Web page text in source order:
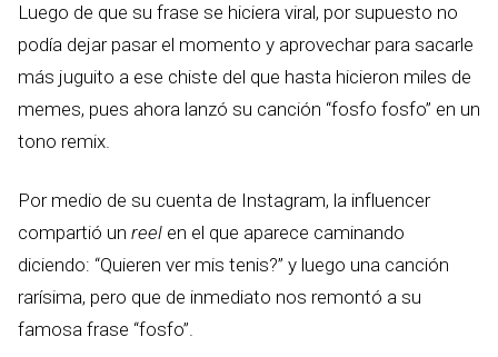
Luego de que su frase se hiciera viral, por supuesto no
podía dejar pasar el momento y aprovechar para sacarle
más juguito a ese chiste del que hasta hicieron miles de
memes, pues ahora lanzó su canción “fosfo fosfo” en un
tono remix.
Por medio de su cuenta de Instagram, la influencer
compartió un reel en el que aparece caminando
diciendo: “Quieren ver mis tenis?” y luego una canción
rarísima, pero que de inmediato nos remontó a su
famosa frase “fosfo”.